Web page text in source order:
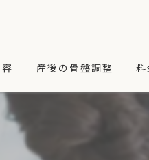
プラクテイック
ースのイメージ
産後の骨盤調整 料